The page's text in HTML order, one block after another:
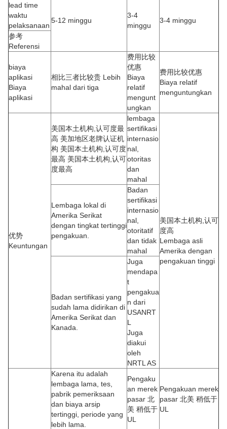
lead time
waktu
pelaksanaan
5-12 minggu
3-4
minggu
3-4 minggu
参考
Referensi
biaya
aplikasi
Biaya
aplikasi
相比三者比较贵 Lebih
mahal dari tiga
费用比较
优惠
Biaya
relatif
mengunt
ungkan
费用比较优惠
Biaya relatif
menguntungkan
优势
Keuntungan
美国本土机构,认可度最
高 美加地区老牌认证机
构 美国本土机构,认可度
最高 美国本土机构,认可
度最高
lembaga
sertifikasi
internasio
nal,
otoritas
dan
mahal
美国本土机构,认可
度高
Lembaga asli
Amerika dengan
pengakuan tinggi
Lembaga lokal di
Amerika Serikat
dengan tingkat tertinggi
pengakuan.
Badan
sertifikasi
internasio
nal,
otoritatif
dan tidak
mahal
Badan sertifikasi yang
sudah lama didirikan di
Amerika Serikat dan
Kanada.
Juga
mendapa
t
pengakua
n dari
USANRT
L
Juga
diakui
oleh
NRTL AS
Karena itu adalah
lembaga lama, tes,
pabrik pemeriksaan
dan biaya arsip
tertinggi, periode yang
lebih lama.
Pengaku
an merek
pasar 北
美 稍低于
UL
Pengakuan merek
pasar 北美 稍低于
UL